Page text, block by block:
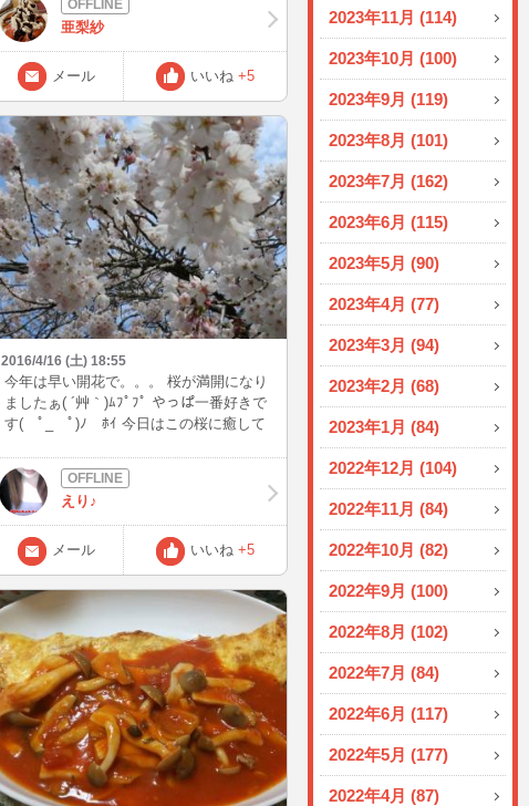
2023年11月 (114)
2023年10月 (100)
2023年9月 (119)
2023年8月 (101)
2023年7月 (162)
2023年6月 (115)
2023年5月 (90)
2023年4月 (77)
2023年3月 (94)
2023年2月 (68)
2023年1月 (84)
2022年12月 (104)
2022年11月 (84)
2022年10月 (82)
2022年9月 (100)
2022年8月 (102)
2022年7月 (84)
2022年6月 (117)
2022年5月 (177)
2022年4月 (87)
亜梨紗
メール いいね +5
2016/4/16 (土) 18:55
今年は早い開花で。。。 桜が満開になり
ましたぁ( ´艸｀)ﾑﾌﾟﾌﾟ やっぱ一番好きで
す( ﾟ_ゝﾟ)ﾉ ﾎｲ 今日はこの桜に癒して
様・・・ 散っちゃうかな・・・
えり♪
メール いいね +5